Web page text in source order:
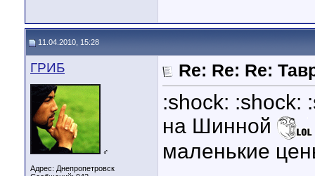
11.04.2010, 15:28
ГРИБ
♂
Адрес: Днепропетровск
Re: Re: Re:
:shock: :shock:
на Шинной
маленькие